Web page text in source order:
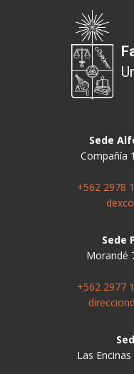
Sede
Compañía
+562 2978
Sede
Morandé
+562 2977
Las